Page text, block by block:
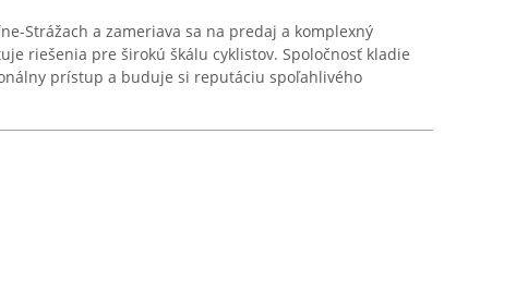
Strážach a zameriava sa na predaj a komplexný
riešenia pre širokú škálu cyklistov. Spoločnosť kladie
prístup a buduje si reputáciu spoľahlivého